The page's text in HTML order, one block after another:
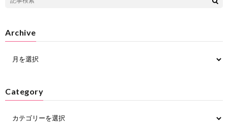
Archive
Category